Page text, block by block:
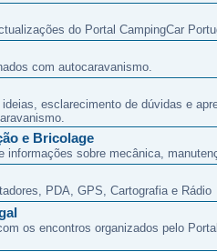
do Portal CampingCar
com autocaravanismo.
esclarecimento de dúvidas e
e Bricolage
informações sobre mecânica,
PDA, GPS, Cartografia e Rádio
os encontros organizados pelo